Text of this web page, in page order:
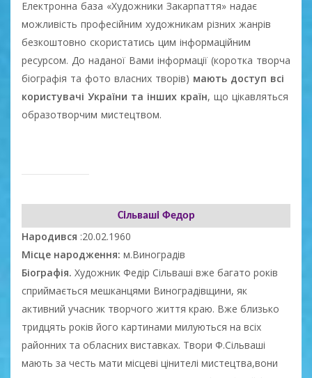
Електронна база «Художники Закарпаття» надає
можливість професійним художникам різних жанрів
безкоштовно скористатись цим інформаційним
ресурсом. До наданої Вами інформації (коротка творча
біографія та фото власних творів) мають доступ всі
користувачі України та інших країн, що цікавляться
образотворчим мистецтвом.
Сільваші Федор
Народився :20.02.1960
Місце народження: м.Виноградів
Біографія. Художник Федір Сільваші вже багато років
сприймається мешканцями Виноградівщини, як
активний учасник творчого життя краю. Вже близько
тридцять років його картинами милуються на всіх
районних та обласних виставках. Твори Ф.Сільваші
мають за честь мати місцеві цінителі мистецтва,вони